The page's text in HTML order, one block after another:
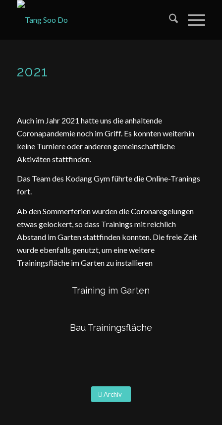
2021
Auch im Jahr 2021 hatte uns die anhaltende
Coronapandemie noch im Griff. Es konnten weiterhin
keine Turniere oder anderen gemeinschaftliche
Aktiväten stattfinden.
Das Team des Kodang Gym führte die Online-Tranings
fort.
Ab den Sommerferien wurden die Coronaregelungen
etwas gelockert, so dass Trainings mit reichlich
Abstand im Garten stattfinden konnten. Die freie Zeit
wurde ebenfalls genutzt, um eine weitere
Trainingsfläche im Garten zu installieren
Training im Garten
Bau Trainingsfläche
Archiv